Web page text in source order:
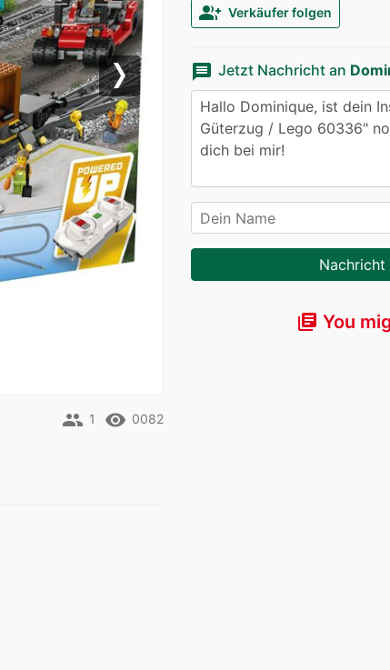
group_add Verkäufer folgen
message Jetzt Nachricht an
Nachricht
library_books You
Next
remove_red_eye 0082
people 1